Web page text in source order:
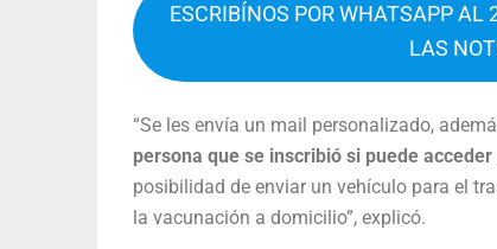
ESCRIBÍNOS POR WHATSAPP AL
LAS
“Se les envía un mail personalizado,
persona que se inscribió si puede
posibilidad de enviar un vehículo para el
la vacunación a domicilio”, explicó.